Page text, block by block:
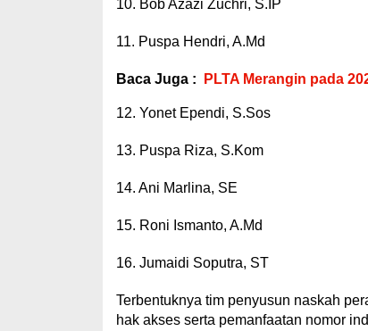
10. Bob Azazi Zuchri, S.IP
11. Puspa Hendri, A.Md
Baca Juga : PLTA Merangin pada
12. Yonet Ependi, S.Sos
13. Puspa Riza, S.Kom
14. Ani Marlina, SE
15. Roni Ismanto, A.Md
16. Jumaidi Soputra, ST
Terbentuknya tim penyusun naskah
hak akses serta pemanfaatan nomor